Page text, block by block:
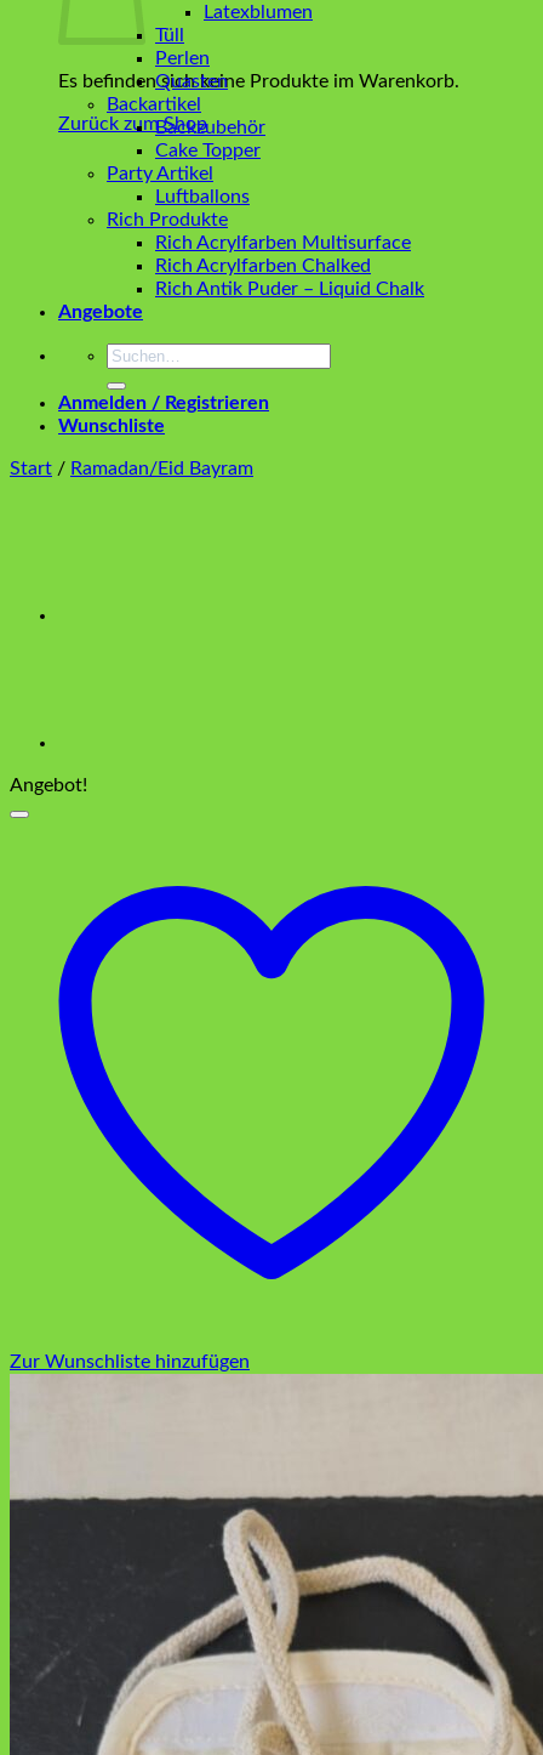
Es befinden sich keine Produkte im Warenkorb.
Zurück zum Shop
Latexblumen
Tüll
Perlen
Quasten
Backartikel
Backzubehör
Cake Topper
Party Artikel
Luftballons
Rich Produkte
Rich Acrylfarben Multisurface
Rich Acrylfarben Chalked
Rich Antik Puder – Liquid Chalk
Angebote
Suchen
Anmelden / Registrieren
Wunschliste
Start / Ramadan/Eid Bayram
Angebot!
Zur Wunschliste hinzufügen